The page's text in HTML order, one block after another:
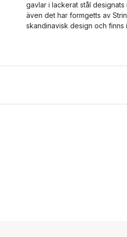
gavlar i lackerat stål
även det har formgetts av
skandinavisk design och finns